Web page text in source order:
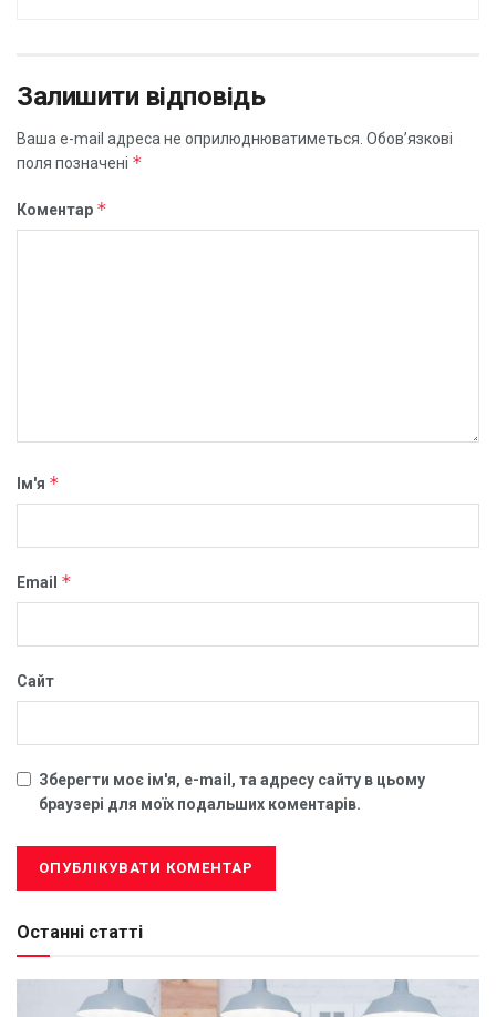
Залишити відповідь
Ваша e-mail адреса не оприлюднюватиметься. Обов’язкові
поля позначені *
Коментар *
Ім'я *
Email *
Сайт
Зберегти моє ім'я, e-mail, та адресу сайту в цьому
браузері для моїх подальших коментарів.
Останні статті